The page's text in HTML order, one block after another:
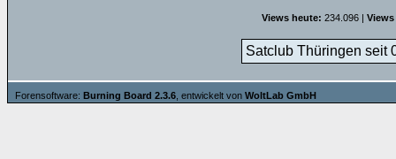
Views heute: 234.096 |
Satclub Thüringen seit
Forensoftware: Burning Board 2.3.6 , entwickelt von WoltLab GmbH